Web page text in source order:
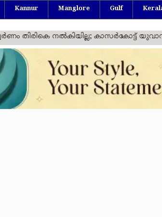
Kannur Manglore Gulf